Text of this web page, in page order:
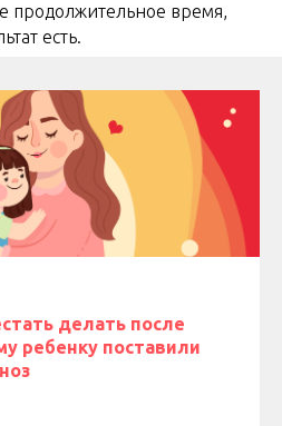
продолжительное время,
есть.
делать после
ребенку поставили